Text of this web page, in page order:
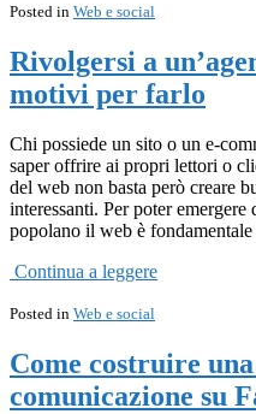
Posted in Web e social
Rivolgersi a
motivi per farlo
Chi possiede un sito o un e-
saper offrire ai propri lettori o
del web non basta però creare
interessanti. Per poter
popolano il web è
Continua a leggere
Posted in Web e social
Come costruire
comunicazione su